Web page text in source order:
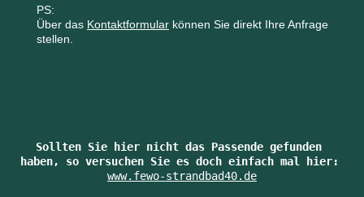
PS:
Über das Kontaktformular können Sie direkt Ihre Anfrage
stellen.
Sollten Sie hier nicht das Passende gefunden
www.fewo-strandbad40.de